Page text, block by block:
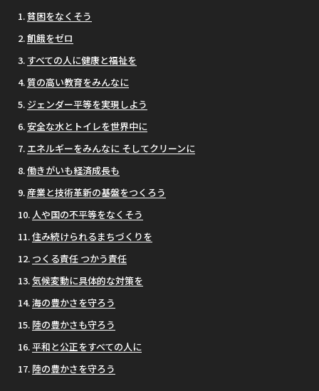
貧困をなくそう
飢餓をゼロ
すべての人に健康と福祉を
質の高い教育をみんなに
ジェンダー平等を実現しよう
安全な水とトイレを世界中に
エネルギーをみんなに そしてクリーンに
働きがいも経済成長も
産業と技術革新の基盤をつくろう
人や国の不平等をなくそう
住み続けられるまちづくりを
つくる責任 つかう責任
気候変動に具体的な対策を
海の豊かさを守ろう
陸の豊かさも守ろう
平和と公正をすべての人に
陸の豊かさを守ろう